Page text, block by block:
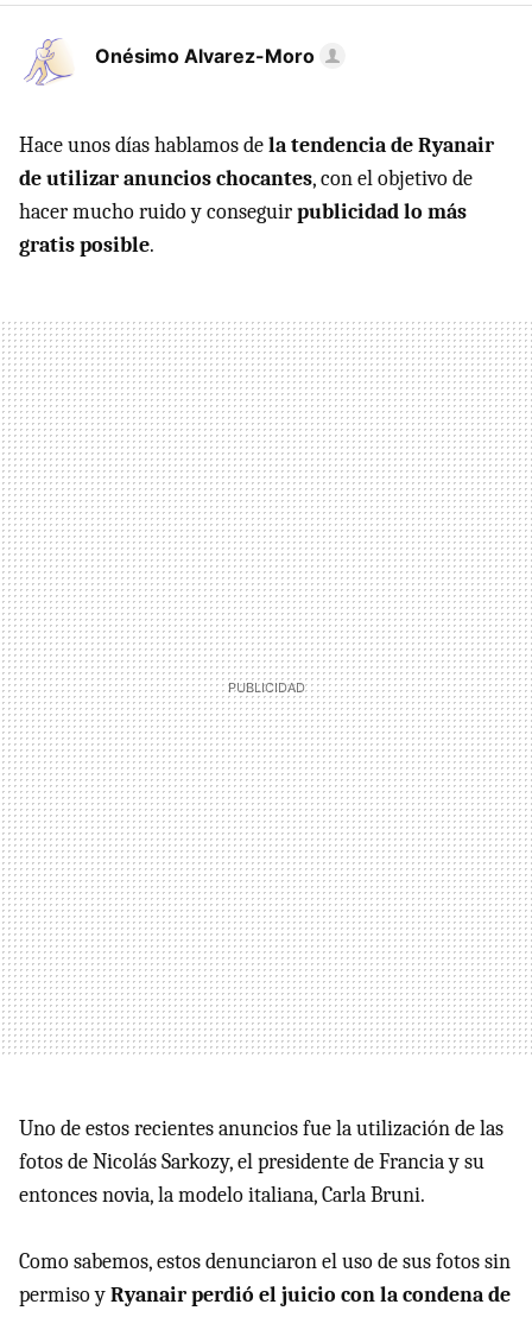
Onésimo Alvarez-Moro
Hace unos días hablamos dela tendencia de Ryanair
de utilizar anuncios chocantes, con el objetivo de
hacer mucho ruido y conseguirpublicidad lo más
gratis posible.
Uno de estos recientes anuncios fue la utilización de las
fotos de Nicolás Sarkozy, el presidente de Francia y su
entonces novia, la modelo italiana, Carla Bruni.
Como sabemos, estos denunciaron el uso de sus fotos sin
permiso yRyanair perdió el juicio con la condena de